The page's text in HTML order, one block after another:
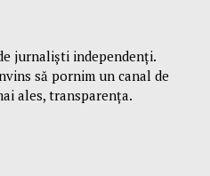
jurnaliști independenți.
să pornim un canal de
ales, transparența.